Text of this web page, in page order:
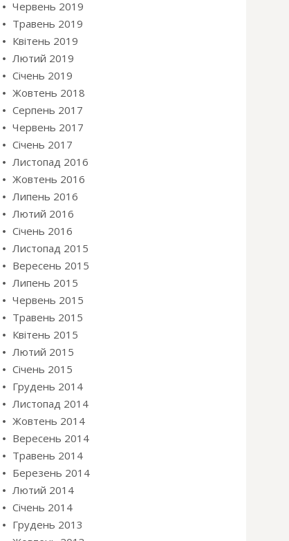
Червень 2019
Травень 2019
Квітень 2019
Лютий 2019
Січень 2019
Жовтень 2018
Серпень 2017
Червень 2017
Січень 2017
Листопад 2016
Жовтень 2016
Липень 2016
Лютий 2016
Січень 2016
Листопад 2015
Вересень 2015
Липень 2015
Червень 2015
Травень 2015
Квітень 2015
Лютий 2015
Січень 2015
Грудень 2014
Листопад 2014
Жовтень 2014
Вересень 2014
Травень 2014
Березень 2014
Лютий 2014
Січень 2014
Грудень 2013